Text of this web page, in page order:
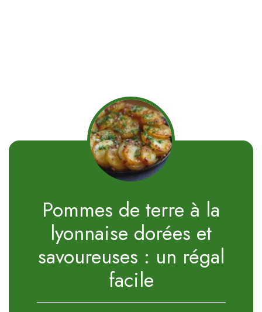
Pommes de terre à la
lyonnaise dorées et
savoureuses : un régal
facile